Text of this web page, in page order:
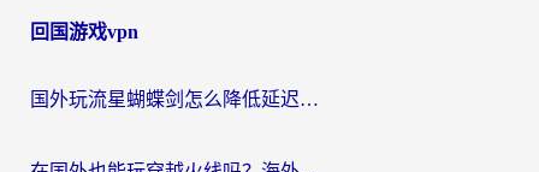
回国游戏vpn
国外玩流星蝴蝶剑怎么降低延迟？海外党必看的加速秘籍（含欧洲鸣潮&彩虹岛优化攻略）